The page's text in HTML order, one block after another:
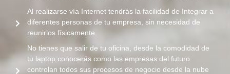
Al realizarse vía Internet tendrás la facilidad de Integrar a
diferentes personas de tu empresa, sin necesidad de
reunirlos físicamente.
No tienes que salir de tu oficina, desde la comodidad de
tu laptop conocerás como las empresas del futuro
controlan todos sus procesos de negocio desde la nube